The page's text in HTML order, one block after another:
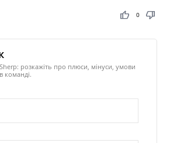
thumb_up thumb_down
0
розкажіть про плюси, мінуси, умови
команді.